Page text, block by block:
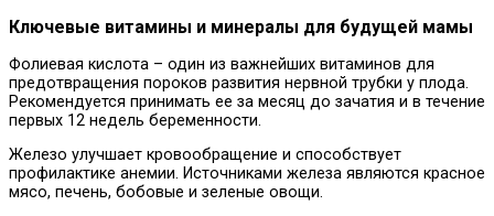
Ключевые витамины и минералы для будущей мамы
Фолиевая кислота – один из важнейших витаминов для
предотвращения пороков развития нервной трубки у плода.
Рекомендуется принимать ее за месяц до зачатия и в течение
первых 12 недель беременности.
Железо улучшает кровообращение и способствует
профилактике анемии. Источниками железа являются красное
мясо, печень, бобовые и зеленые овощи.